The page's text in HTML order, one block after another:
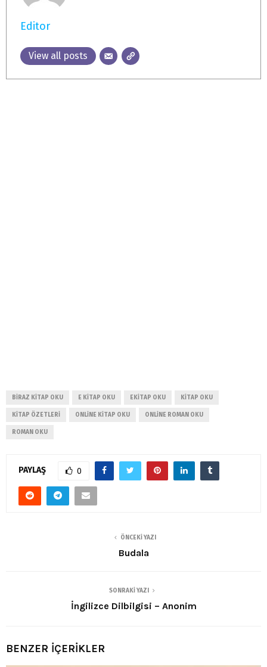
Editor
View all posts
BIRAZ KITAP OKU E KITAP OKU EKITAP OKU KITAP OKU
KITAP ÖZETLERI ONLINE KITAP OKU ONLINE ROMAN OKU
ROMAN OKU
PAYLAŞ 0
ÖNCEKI YAZI
Budala
SONRAKI YAZI
İngilizce Dilbilgisi – Anonim
BENZER İÇERİKLER